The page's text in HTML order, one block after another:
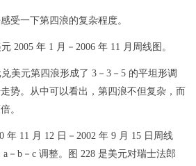
受一下第四浪的复杂程度。
2005 年 1 月－2006 年 11 月周线图。
美元第四浪形成了 3－3－5 的平坦形调
势。从中可以看出，第四浪不但复杂，而
。
年 11 月 12 日－2002 年 9 月 15 日周线
－b－c 调整。图 228 是美元对瑞士法郎